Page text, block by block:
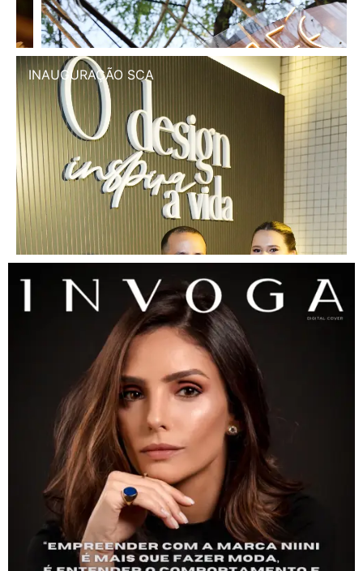
INAUGURAÇÃO SCA